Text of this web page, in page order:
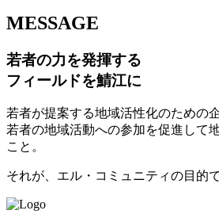
MESSAGE
若者の力を発揮する
フィールドを鯖江に
若者が提案する地域活性化のための
若者の地域活動への参加を促進して
こと。
それが、エル・コミュニティの目的で